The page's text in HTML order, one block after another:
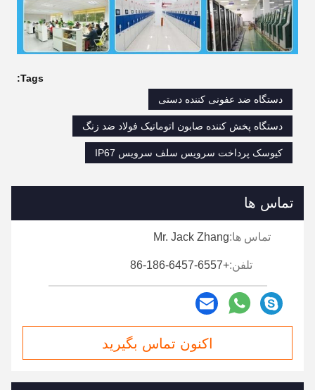
Tags:
دستگاه ضد عفونی کننده دستی
دستگاه پخش کننده صابون اتوماتیک فولاد ضد زنگ
کیوسک پرداخت سرویس سلف سرویس IP67
تماس ها
تماس ها:Mr. Jack Zhang
تلفن:+86-186-6457-6557
اکنون تماس بگیرید